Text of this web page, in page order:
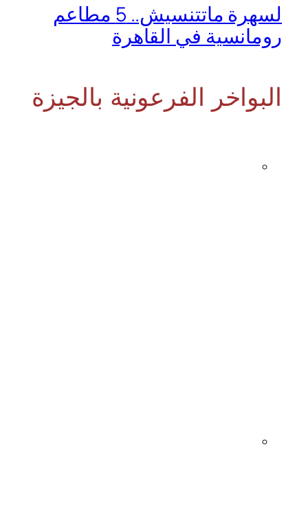
لسهرة ماتتنسيش.. 5 مطاعم
رومانسية في القاهرة
البواخر الفرعونية بالجيزة